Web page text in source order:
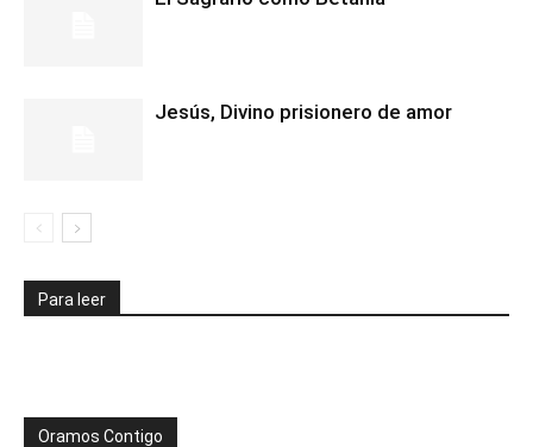
Jesús, Divino prisionero de amor
Para leer
Oramos Contigo